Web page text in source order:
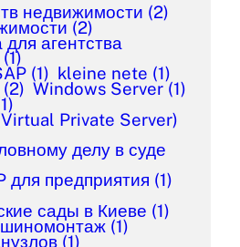
недвижимости (2)
(2)
агентства
(1)
(1) kleine nete (1)
(2) Windows Server (1)
Private Server)
делу в суде
для предприятия (1)
сады в Киеве (1)
шиномонтаж (1)
(1)